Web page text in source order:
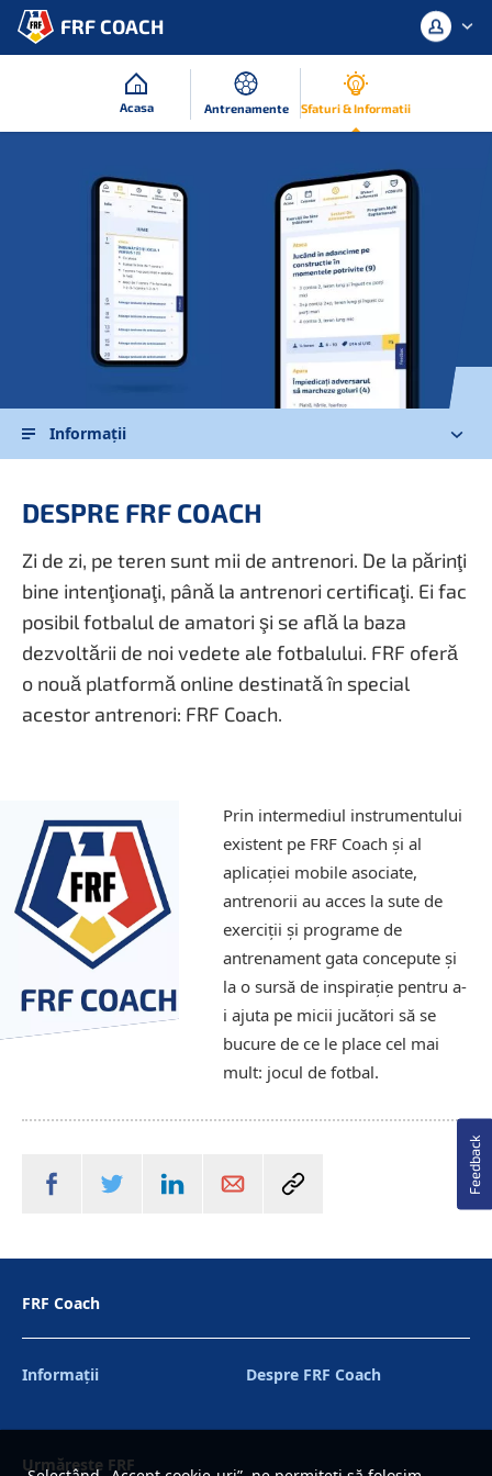
FRF COACH
Acasa Antrenamente Sfaturi & Informatii
Autentificare
Inregistreaza-te
Informaţii
DESPRE FRF COACH
Zi de zi, pe teren sunt mii de antrenori. De la părinţi
bine intenţionaţi, până la antrenori certificaţi. Ei fac
posibil fotbalul de amatori şi se află la baza
dezvoltării de noi vedete ale fotbalului. FRF oferă
o nouă platformă online destinată în special
acestor antrenori: FRF Coach.
Prin intermediul instrumentului
existent pe FRF Coach şi al
aplicaţiei mobile asociate,
antrenorii au acces la sute de
exerciţii şi programe de
antrenament gata concepute şi
la o sursă de inspiraţie pentru a-
i ajuta pe micii jucători să se
bucure de ce le place cel mai
mult: jocul de fotbal.
FRF Coach
Informaţii Despre FRF Coach
Urmărește FRF
Feedback